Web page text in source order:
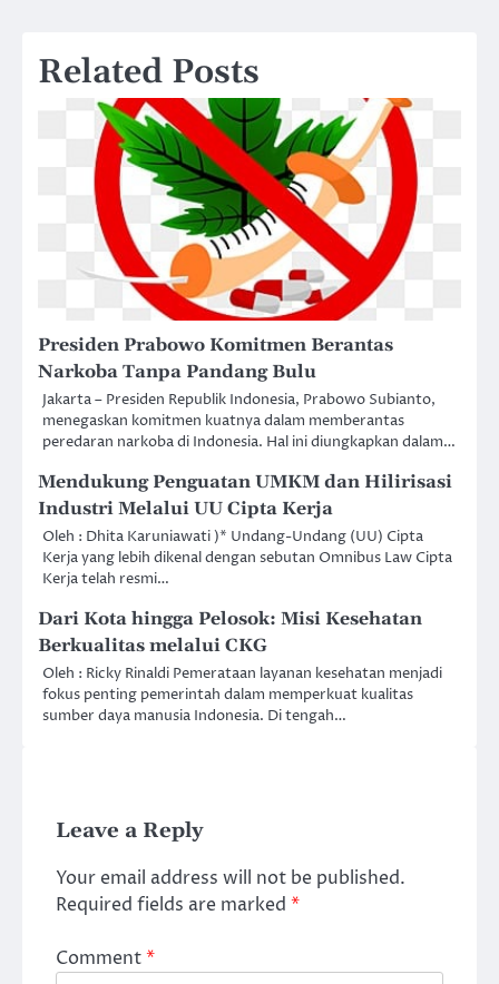
Related Posts
Presiden Prabowo Komitmen Berantas
Narkoba Tanpa Pandang Bulu
Jakarta – Presiden Republik Indonesia, Prabowo Subianto,
menegaskan komitmen kuatnya dalam memberantas
peredaran narkoba di Indonesia. Hal ini diungkapkan dalam…
Mendukung Penguatan UMKM dan Hilirisasi
Industri Melalui UU Cipta Kerja
Oleh : Dhita Karuniawati )* Undang-Undang (UU) Cipta
Kerja yang lebih dikenal dengan sebutan Omnibus Law Cipta
Kerja telah resmi…
Dari Kota hingga Pelosok: Misi Kesehatan
Berkualitas melalui CKG
Oleh : Ricky Rinaldi Pemerataan layanan kesehatan menjadi
fokus penting pemerintah dalam memperkuat kualitas
sumber daya manusia Indonesia. Di tengah…
Leave a Reply
Your email address will not be published.
Required fields are marked *
Comment*